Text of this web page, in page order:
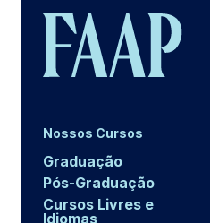
Nossos Cursos
Graduação
Pós-Graduação
Cursos Livres e
Idiomas